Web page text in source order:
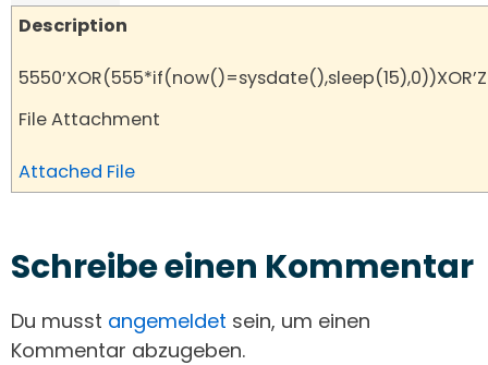
Description
5550’XOR(555*if(now()=sysdate(),sleep(15),0))XOR’Z
File Attachment
Attached File
Schreibe einen Kommentar
Du musst angemeldet sein, um einen
Kommentar abzugeben.